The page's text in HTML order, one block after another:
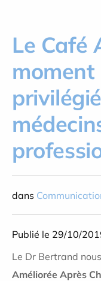
Le Café
dans
Publié le 29/10/
Le Dr Bertrand
Améliorée Après